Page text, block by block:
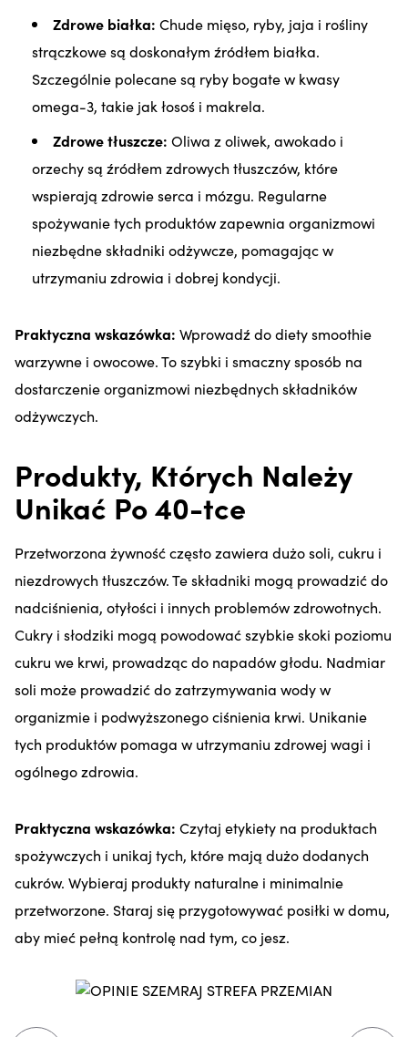
Zdrowe białka: Chude mięso, ryby, jaja i rośliny
strączkowe są doskonałym źródłem białka.
Szczególnie polecane są ryby bogate w kwasy
omega-3, takie jak łosoś i makrela.
Zdrowe tłuszcze: Oliwa z oliwek, awokado i
orzechy są źródłem zdrowych tłuszczów, które
wspierają zdrowie serca i mózgu. Regularne
spożywanie tych produktów zapewnia organizmowi
niezbędne składniki odżywcze, pomagając w
utrzymaniu zdrowia i dobrej kondycji.
Praktyczna wskazówka: Wprowadź do diety smoothie
warzywne i owocowe. To szybki i smaczny sposób na
dostarczenie organizmowi niezbędnych składników
odżywczych.
Produkty, Których Należy
Unikać Po 40-tce
Przetworzona żywność często zawiera dużo soli, cukru i
niezdrowych tłuszczów. Te składniki mogą prowadzić do
nadciśnienia, otyłości i innych problemów zdrowotnych.
Cukry i słodziki mogą powodować szybkie skoki poziomu
cukru we krwi, prowadząc do napadów głodu. Nadmiar
soli może prowadzić do zatrzymywania wody w
organizmie i podwyższonego ciśnienia krwi. Unikanie
tych produktów pomaga w utrzymaniu zdrowej wagi i
ogólnego zdrowia.
Praktyczna wskazówka: Czytaj etykiety na produktach
spożywczych i unikaj tych, które mają dużo dodanych
cukrów. Wybieraj produkty naturalne i minimalnie
przetworzone. Staraj się przygotowywać posiłki w domu,
aby mieć pełną kontrolę nad tym, co jesz.